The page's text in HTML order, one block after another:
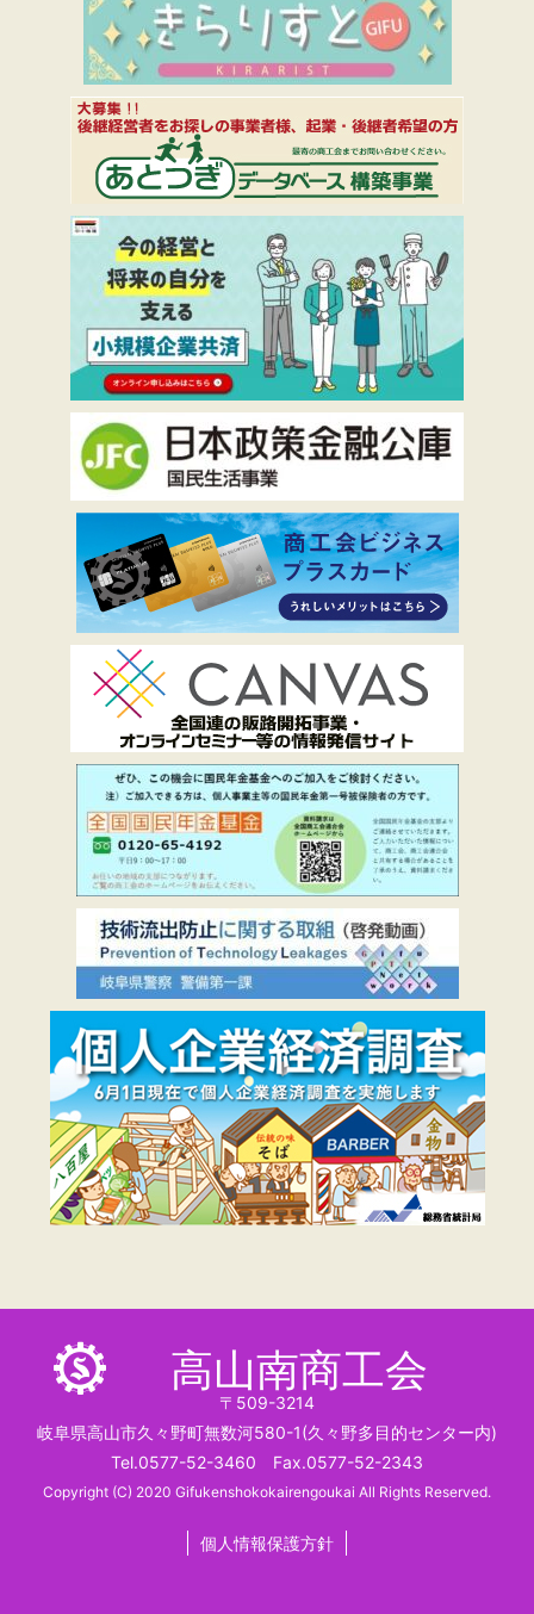
高山南商工会
〒509-3214
岐阜県高山市久々野町無数河580-1(久々野多目的センター内)
Tel.0577-52-3460 Fax.0577-52-2343
Copyright (C) 2020 Gifukenshokokairengoukai All Rights Reserved.
個人情報保護方針